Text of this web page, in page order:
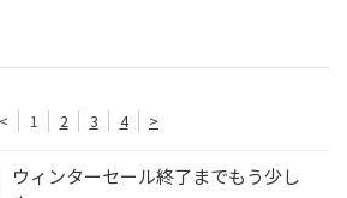
< 1 2 3 4 >
ウィンターセール終了までもう少し